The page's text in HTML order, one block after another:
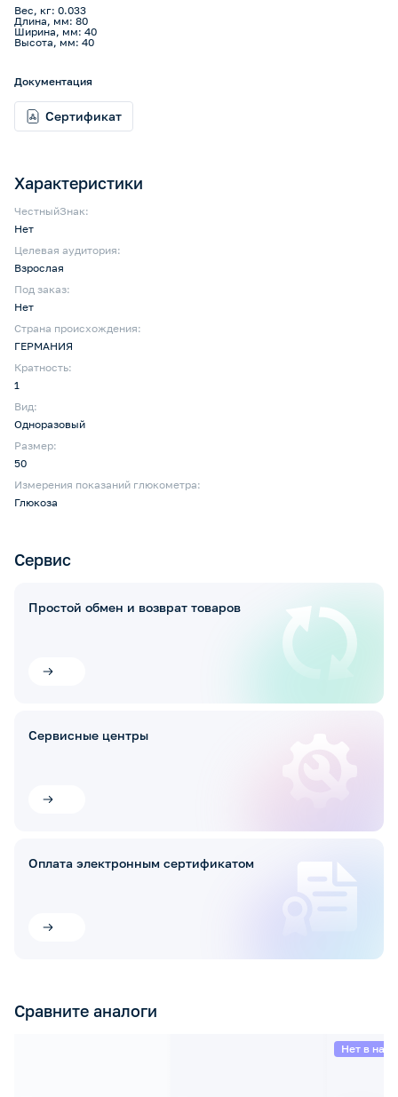
Характеристики
ЧестныйЗнак:
Нет
Целевая аудитория:
Взрослая
Под заказ:
Нет
Страна происхождения:
ГЕРМАНИЯ
Кратность:
1
Вид:
Одноразовый
Размер:
50
Измерения показаний глюкометра:
Глюкоза
Вес, кг: 0.033
Длина, мм: 80
Ширина, мм: 40
Высота, мм: 40
Документация
Сертификат
Сервис
Простой обмен и возврат товаров
Сервисные центры
Оплата электронным сертификатом
Сравните аналоги
Нет в